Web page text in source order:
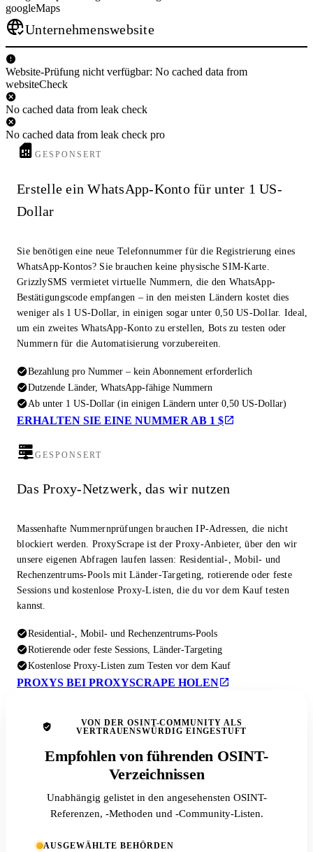
googleMaps
Unternehmenswebsite
Website-Prüfung nicht verfügbar: No cached data from
websiteCheck
No cached data from leak check
No cached data from leak check pro
GESPONSERT
Erstelle ein WhatsApp-Konto für unter 1 US-
Dollar
Sie benötigen eine neue Telefonnummer für die Registrierung eines
WhatsApp-Kontos? Sie brauchen keine physische SIM-Karte.
GrizzlySMS vermietet virtuelle Nummern, die den WhatsApp-
Bestätigungscode empfangen – in den meisten Ländern kostet dies
weniger als 1 US-Dollar, in einigen sogar unter 0,50 US-Dollar. Ideal,
um ein zweites WhatsApp-Konto zu erstellen, Bots zu testen oder
Nummern für die Automatisierung vorzubereiten.
Bezahlung pro Nummer – kein Abonnement erforderlich
Dutzende Länder, WhatsApp-fähige Nummern
Ab unter 1 US-Dollar (in einigen Ländern unter 0,50 US-Dollar)
ERHALTEN SIE EINE NUMMER AB 1 $
GESPONSERT
Das Proxy-Netzwerk, das wir nutzen
Massenhafte Nummernprüfungen brauchen IP-Adressen, die nicht
blockiert werden. ProxyScrape ist der Proxy-Anbieter, über den wir
unsere eigenen Abfragen laufen lassen: Residential-, Mobil- und
Rechenzentrums-Pools mit Länder-Targeting, rotierende oder feste
Sessions und kostenlose Proxy-Listen, die du vor dem Kauf testen
kannst.
Residential-, Mobil- und Rechenzentrums-Pools
Rotierende oder feste Sessions, Länder-Targeting
Kostenlose Proxy-Listen zum Testen vor dem Kauf
PROXYS BEI PROXYSCRAPE HOLEN
VON DER OSINT-COMMUNITY ALS
VERTRAUENSWÜRDIG EINGESTUFT
Empfohlen von führenden OSINT-
Verzeichnissen
Unabhängig gelistet in den angesehensten OSINT-
Referenzen, -Methoden und -Community-Listen.
AUSGEWÄHLTE BEHÖRDEN